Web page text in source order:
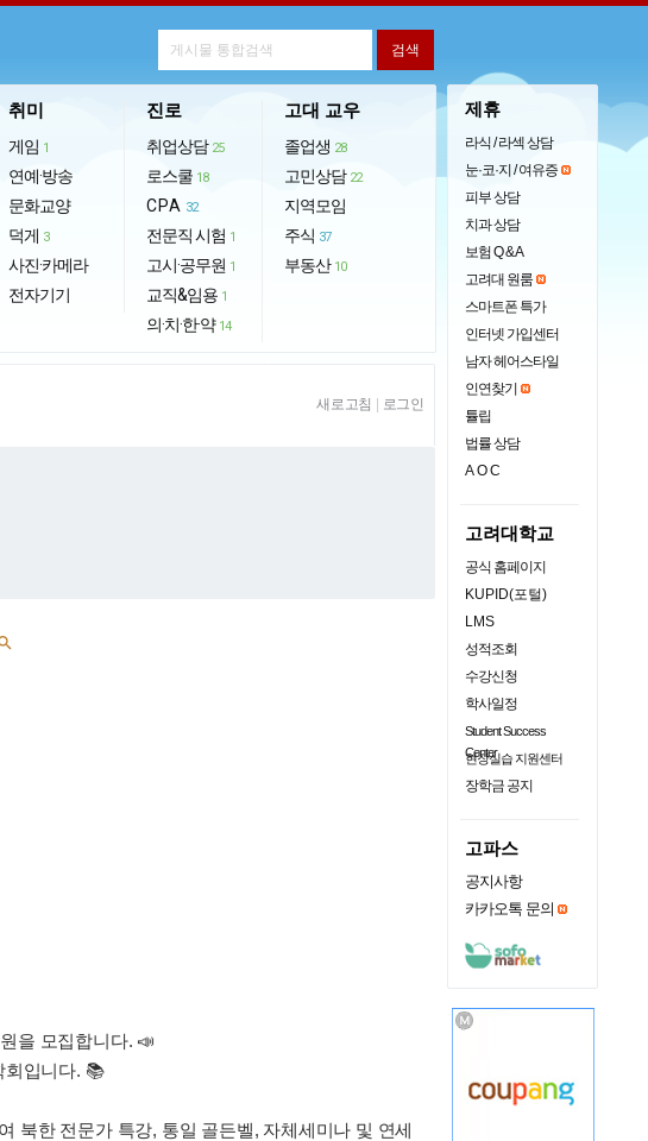
취미
게임 1
연예·방송
문화교양
덕게 3
사진·카메라
전자기기
진로
취업상담 25
로스쿨 18
CPA 32
전문직 시험 1
고시·공무원 1
교직&임용 1
의·치·한·약 14
고대 교우
졸업생 28
고민상담 22
지역모임
주식 37
부동산 10
새로고침 로그인
을 모집합니다. 📣
회입니다. 📚
북한 전문가 특강, 통일 골든벨, 자체세미나 및 연세
제휴
라식 / 라섹 상담
눈·코·지 / 여유증
피부 상담
치과 상담
보험 Q & A
고려대 원룸
스마트폰 특가
인터넷 가입센터
남자 헤어스타일
인연찾기
튤립
법률 상담
AOC
고려대학교
공식 홈페이지
KUPID(포털)
LMS
성적조회
수강신청
학사일정
Student Success
Center
현장실습 지원센터
장학금 공지
고파스
공지사항
카카오톡 문의